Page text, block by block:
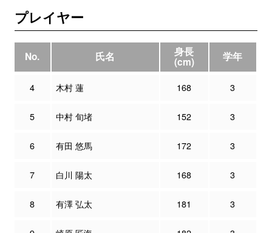
プレイヤー
No. 氏名 身長
(cm) 学年
4 木村 蓮 168 3
5 中村 旬堵 152 3
6 有田 悠馬 172 3
7 白川 陽太 168 3
8 有澤 弘太 181 3